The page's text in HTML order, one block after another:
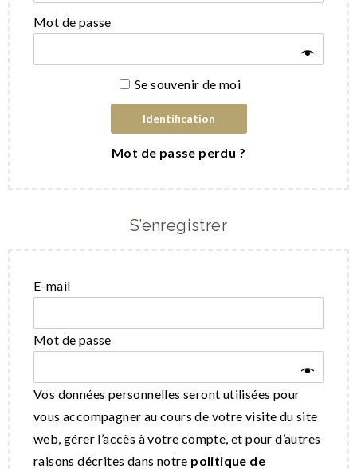
Mot de passe
Se souvenir de moi
Identification
Mot de passe perdu ?
S’enregistrer
E-mail
Mot de passe
Vos données personnelles seront utilisées pour
vous accompagner au cours de votre visite du site
web, gérer l’accès à votre compte, et pour d’autres
raisons décrites dans notre politique de